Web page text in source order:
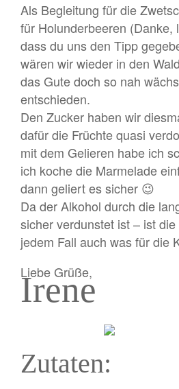
Als Begleitung für die
für Holunderbeeren (Danke,
dass du uns den Tipp
wären wir wieder in den
das Gute doch so nah
entschieden.
Den Zucker haben wir
dafür die Früchte quasi
mit dem Gelieren habe ich
ich koche die Marmelade
dann geliert es sicher 😉
Da der Alkohol durch die
sicher verdunstet ist – ist
jedem Fall auch was für die
Liebe Grüße,
Irene
Zutaten: